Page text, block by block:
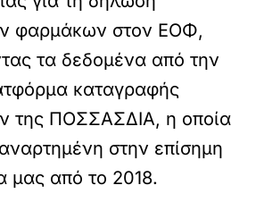
φαρμάκων στον ΕΟΦ,
τα δεδομένα από την
καταγραφής
της ΠΟΣΣΑΣΔΙΑ, η οποία
στην επίσημη
μας από το 2018.